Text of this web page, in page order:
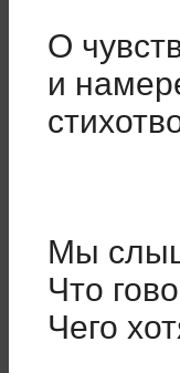
О
и
Мы
Что
Чего